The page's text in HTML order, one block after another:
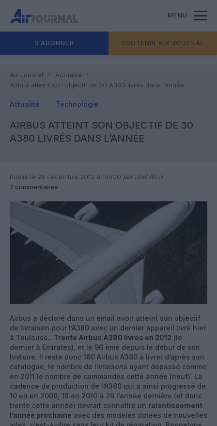
MENU
S'ABONNER SOUTENIR AIR JOURNAL
Air Journal
Actualité
Airbus atteint son objectif de 30 A380 livrés dans l’année
Actualité Technologie
AIRBUS ATTEINT SON OBJECTIF DE 30
A380 LIVRÉS DANS L’ANNÉE
Publié le 28 décembre 2012 à 15h00 par Joël Ricci
2 commentaires
Airbus a déclaré dans un email avoir atteint son objectif
de livraison pour l’A380 avec un dernier appareil livré hier
à Toulouse.. Trente Airbus A380 livrés en 2012 (le
dernier à Emirates), et le 96 ème depuis le début de son
histoire. Il reste donc 160 Airbus A380 à livrer d’après son
catalogue, le nombre de livraisons ayant dépassé comme
en 2011 le nombre de commandes cette année (neuf). La
cadence de production de l’A380 qui a ainsi progressé de
10 en en 2009, 18 en 2010 à 26 l’année dernière (et donc
trente cette année) devrait connaître un ralentissement
l’année prochaine avec des modèles dotées de nouvelles